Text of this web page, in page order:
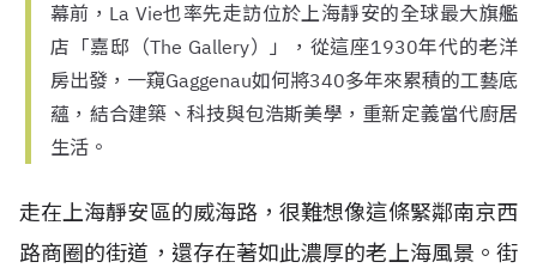
幕前，La Vie也率先走訪位於上海靜安的全球最大旗艦
店「嘉邸（The Gallery）」，從這座1930年代的老洋
房出發，一窺Gaggenau如何將340多年來累積的工藝底
蘊，結合建築、科技與包浩斯美學，重新定義當代廚居
生活。
走在上海靜安區的威海路，很難想像這條緊鄰南京西
路商圈的街道，還存在著如此濃厚的老上海風景。街